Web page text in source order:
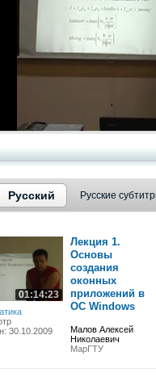
Русский Русские
01:14:23
30.10.2009
Лекция 1.
Основы
создания
оконных
приложений в
ОС Windows
Малов Алексей
Николаевич
МарГТУ